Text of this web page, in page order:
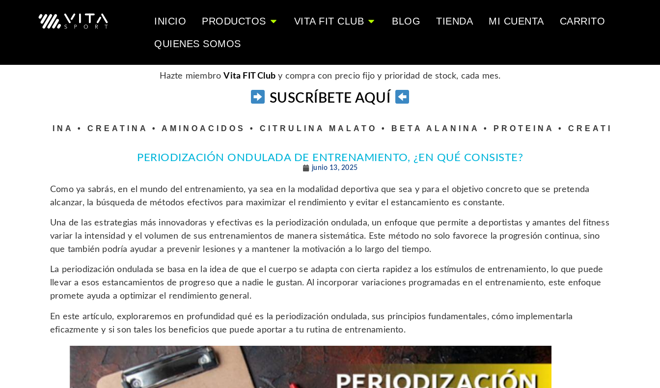
INICIO PRODUCTOS VITA FIT CLUB BLOG TIENDA MI CUENTA CARRITO
QUIENES SOMOS
Hazte miembroVita FIT Club y compra con precio fijo y prioridad de stock, cada mes.
SUSCRÍBETE AQUÍ
• CREATINA • AMINOACIDOS • CITRULINA MALATO • BETA ALANINA • PROTEINA • CREATINA •
PERIODIZACIÓN ONDULADA DE ENTRENAMIENTO, ¿EN QUÉ CONSISTE?
junio 13, 2025
Como ya sabrás, en el mundo del entrenamiento, ya sea en la modalidad deportiva que sea y para el objetivo concreto que se pretenda
alcanzar, la búsqueda de métodos efectivos para maximizar el rendimiento y evitar el estancamiento es constante.
Una de las estrategias más innovadoras y efectivas es la periodización ondulada, un enfoque que permite a deportistas y amantes del fitness
variar la intensidad y el volumen de sus entrenamientos de manera sistemática. Este método no solo favorece la progresión continua, sino
que también podría ayudar a prevenir lesiones y a mantener la motivación a lo largo del tiempo.
La periodización ondulada se basa en la idea de que el cuerpo se adapta con cierta rapidez a los estímulos de entrenamiento, lo que puede
llevar a esos estancamientos de progreso que a nadie le gustan. Al incorporar variaciones programadas en el entrenamiento, este enfoque
promete ayuda a optimizar el rendimiento general.
En este artículo, exploraremos en profundidad qué es la periodización ondulada, sus principios fundamentales, cómo implementarla
eficazmente y si son tales los beneficios que puede aportar a tu rutina de entrenamiento.